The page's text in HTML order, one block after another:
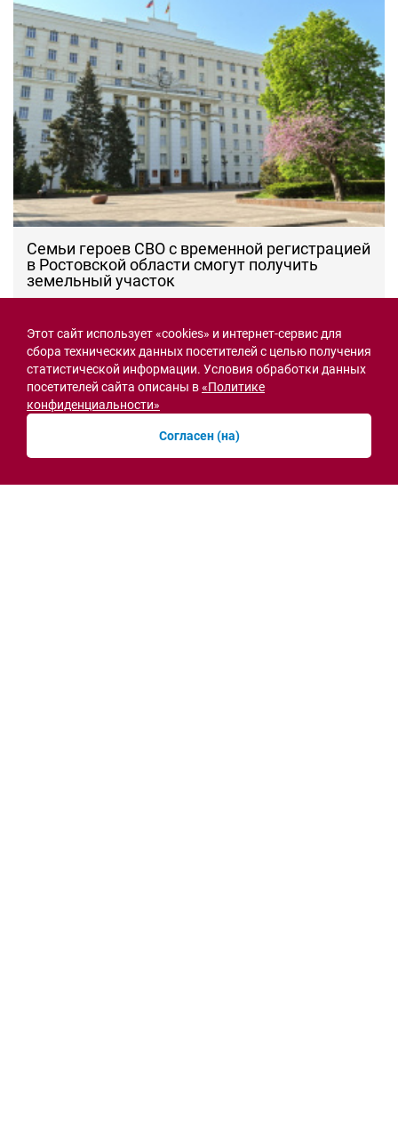
Семьи героев СВО с временной регистрацией
в Ростовской области смогут получить
земельный участок
Новости рубрики
Острая ситуация
Этот сайт использует «cookies» и интернет-сервис для
сбора технических данных посетителей с целью получения
статистической информации. Условия обработки данных
посетителей сайта описаны в«Политике
конфиденциальности»
Согласен (на)